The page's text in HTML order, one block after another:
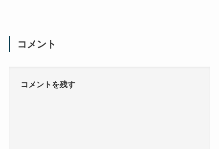
コメント
コメントを残す